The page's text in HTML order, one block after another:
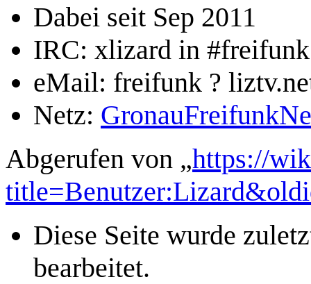
Dabei seit Sep 2011
IRC: xlizard in #freifunk
eMail: freifunk ?
Netz:
Abgerufen von „https://
Diese Seite wurde
bearbeitet.